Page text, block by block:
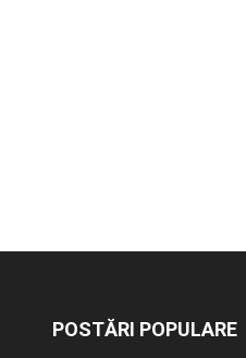
POSTĂRI POPULARE